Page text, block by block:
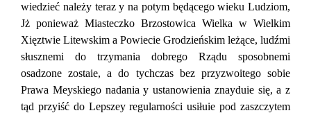
wiedzieć należy teraz у na potym będącego wieku Ludziom,
Jż ponieważ Miasteczko Brzostowica Wielka w Wielkim
Xięztwie Litewskim a Powiecie Grodzieńskim leżące, ludźmi
słusznemi do trzymania dobrego Rządu sposobnemi
osadzone zostaie, a do tychczas bez przyzwoitego sobie
Prawa Meyskiego nadania у ustanowienia znayduie się, a z
tąd przyiść do Lepszey regularności usiłuie pod zaszczytem